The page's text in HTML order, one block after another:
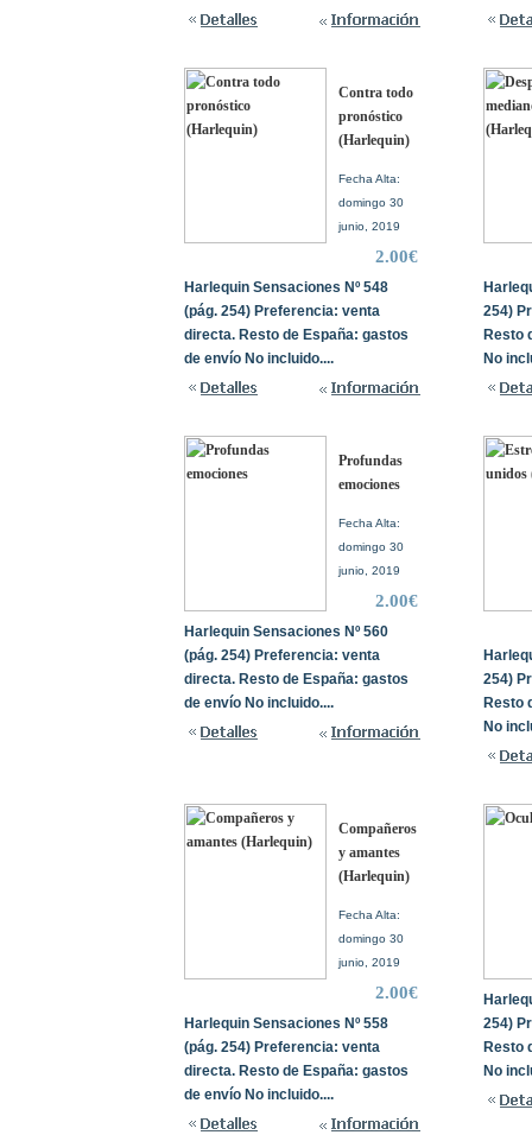
Contra todo
pronóstico
(Harlequin)
Fecha Alta:
domingo 30
junio, 2019
2.00€
Harlequin Sensaciones Nº 548
(pág. 254) Preferencia: venta
directa. Resto de España: gastos
de envío No incluido....
254)
Resto
No
Profundas
emociones
Fecha Alta:
domingo 30
junio, 2019
2.00€
Harlequin Sensaciones Nº 560
(pág. 254) Preferencia: venta
directa. Resto de España: gastos
de envío No incluido....
254)
Resto
No
Compañeros
y amantes
(Harlequin)
Fecha Alta:
domingo 30
junio, 2019
2.00€
Harlequin Sensaciones Nº 558
(pág. 254) Preferencia: venta
directa. Resto de España: gastos
de envío No incluido....
254)
Resto
No